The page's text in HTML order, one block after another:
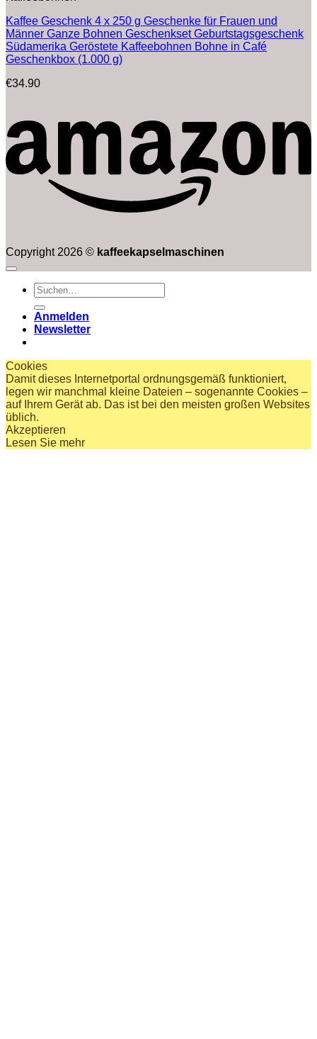
Kaffee Geschenk 4 x 250 g Geschenke für Frauen und
Männer Ganze Bohnen Geschenkset Geburtstagsgeschenk
Südamerika Geröstete Kaffeebohnen Bohne in Café
Geschenkbox (1.000 g)
€34.90
Copyright 2026 © kaffeekapselmaschinen
Suchen
nach:
Anmelden
Newsletter
Cookies
Damit dieses Internetportal ordnungsgemäß funktioniert,
legen wir manchmal kleine Dateien – sogenannte Cookies –
auf Ihrem Gerät ab. Das ist bei den meisten großen Websites
üblich.
Akzeptieren
Lesen Sie mehr